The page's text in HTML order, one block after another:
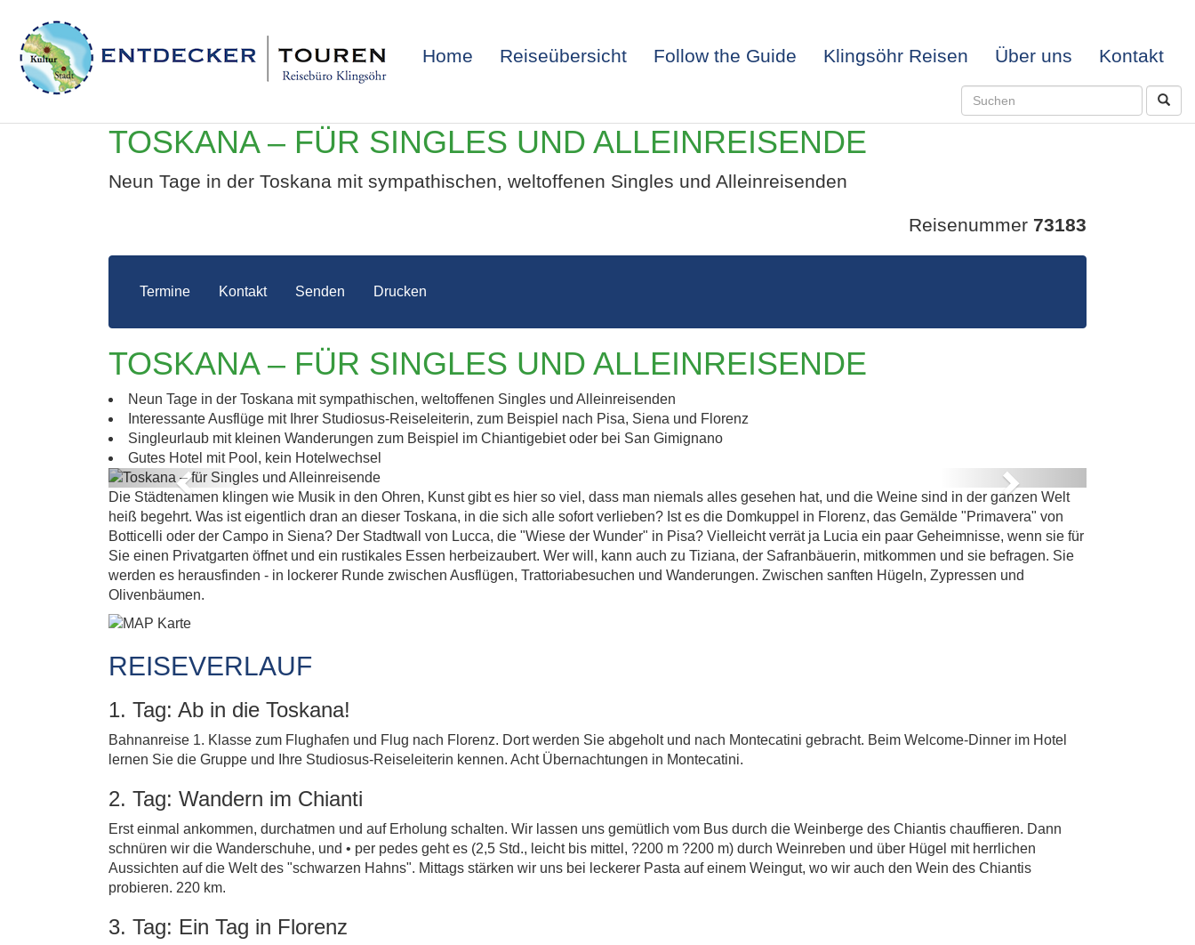
Home Reiseübersicht Follow the Guide Klingsöhr Reisen Über uns Kontakt
TOSKANA – FÜR SINGLES
UND ALLEINREISENDE
TOSKANA – FÜR SINGLES UND ALLEINREISENDE
Neun Tage in der Toskana mit sympathischen, weltoffenen Singles und Alleinreisenden
Reisenummer 73183
Termine Kontakt Senden Drucken
TOSKANA – FÜR SINGLES UND ALLEINREISENDE
Neun Tage in der Toskana mit sympathischen, weltoffenen Singles und Alleinreisenden
Interessante Ausflüge mit Ihrer Studiosus-Reiseleiterin, zum Beispiel nach Pisa, Siena und Florenz
Singleurlaub mit kleinen Wanderungen zum Beispiel im Chiantigebiet oder bei San Gimignano
Gutes Hotel mit Pool, kein Hotelwechsel
Toskana – für Singles und Alleinreisende
Previous Next
Die Städtenamen klingen wie Musik in den Ohren, Kunst gibt es hier so viel, dass man niemals alles gesehen hat, und die Weine sind in der ganzen Welt
heiß begehrt. Was ist eigentlich dran an dieser Toskana, in die sich alle sofort verlieben? Ist es die Domkuppel in Florenz, das Gemälde "Primavera" von
Botticelli oder der Campo in Siena? Der Stadtwall von Lucca, die "Wiese der Wunder" in Pisa? Vielleicht verrät ja Lucia ein paar Geheimnisse, wenn sie für
Sie einen Privatgarten öffnet und ein rustikales Essen herbeizaubert. Wer will, kann auch zu Tiziana, der Safranbäuerin, mitkommen und sie befragen. Sie
werden es herausfinden - in lockerer Runde zwischen Ausflügen, Trattoriabesuchen und Wanderungen. Zwischen sanften Hügeln, Zypressen und
Olivenbäumen.
REISEVERLAUF
1. Tag: Ab in die Toskana!
Bahnanreise 1. Klasse zum Flughafen und Flug nach Florenz. Dort werden Sie abgeholt und nach Montecatini gebracht. Beim Welcome-Dinner im Hotel
lernen Sie die Gruppe und Ihre Studiosus-Reiseleiterin kennen. Acht Übernachtungen in Montecatini.
2. Tag: Wandern im Chianti
Erst einmal ankommen, durchatmen und auf Erholung schalten. Wir lassen uns gemütlich vom Bus durch die Weinberge des Chiantis chauffieren. Dann
schnüren wir die Wanderschuhe, und • per pedes geht es (2,5 Std., leicht bis mittel, ?200 m ?200 m) durch Weinreben und über Hügel mit herrlichen
Aussichten auf die Welt des "schwarzen Hahns". Mittags stärken wir uns bei leckerer Pasta auf einem Weingut, wo wir auch den Wein des Chiantis
probieren. 220 km.
3. Tag: Ein Tag in Florenz